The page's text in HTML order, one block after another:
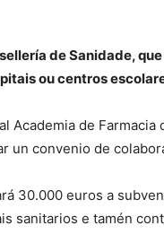
de Sanidade,
ou centros
Academia de
un convenio de
30.000 euros a
sanitarios e tamén